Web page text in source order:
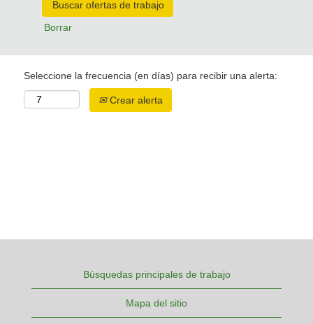
Borrar
Seleccione la frecuencia (en días) para recibir una alerta:
Crear alerta
Búsquedas principales de trabajo
Mapa del sitio